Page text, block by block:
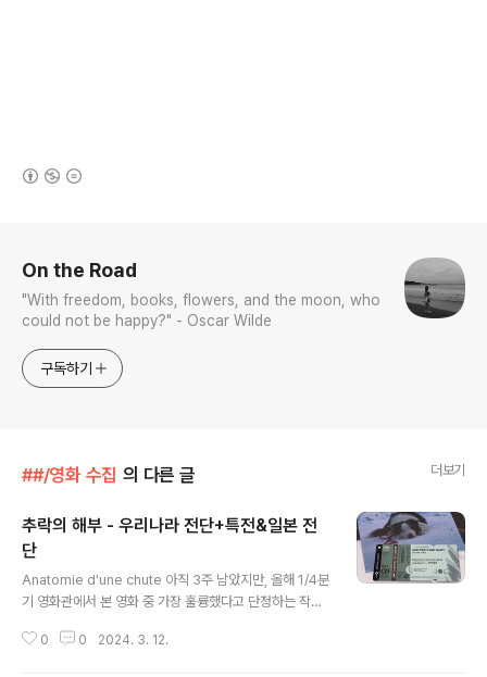
On the Road
"With freedom, books, flowers, and the moon, who
could not be happy?" - Oscar Wilde
구독하기
##/영화 수집 의 다른 글 더보기
추락의 해부 - 우리나라 전단+특전&일본 전
단
Anatomie d'une chute 아직 3주 남았지만, 올해 1/4분
기 영화관에서 본 영화 중 가장 훌륭했다고 단정하는 작품.
두 시간 반 훌쩍 지나 있어서 깜짝 놀랐네. 전날 늦게까지
0 0 2024. 3. 12.